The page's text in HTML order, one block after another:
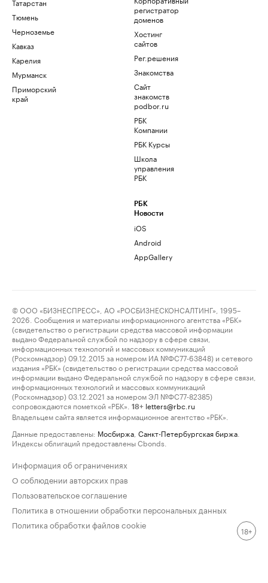
Тюмень
Черноземье
Кавказ
Карелия
Мурманск
Приморский
край
регистратор
доменов
Хостинг
сайтов
Рег.решения
Знакомства
Сайт
знакомств
podbor.ru
РБК
Компании
РБК Курсы
Школа
управления
РБК
РБК
Новости
iOS
Android
AppGallery
© ООО «БИЗНЕСПРЕСС», АО «РОСБИЗНЕСКОНСАЛТИНГ», 1995–
2026. Сообщения и материалы информационного агентства «РБК»
(свидетельство о регистрации средства массовой информации
выдано Федеральной службой по надзору в сфере связи,
информационных технологий и массовых коммуникаций
(Роскомнадзор) 09.12.2015 за номером ИА №ФС77-63848) и сетевого
издания «РБК» (свидетельство о регистрации средства массовой
информации выдано Федеральной службой по надзору в сфере связи,
информационных технологий и массовых коммуникаций
(Роскомнадзор) 03.12.2021 за номером ЭЛ №ФС77-82385)
сопровождаются пометкой «РБК».
18+ letters@rbc.ru
Владельцем сайта является информационное агентство «РБК».
Данные предоставлены: Мосбиржа Санкт-Петербургская биржа
Индексы облигаций предоставлены Cbonds.
Информация об ограничениях
О соблюдении авторских прав
Пользовательское соглашение
Политика в отношении обработки персональных данных
Политика обработки файлов cookie
18+